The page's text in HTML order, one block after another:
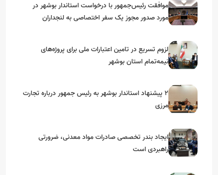
موافقت رئیس‌جمهور با درخواست استاندار بوشهر در
مورد صدور مجوز یک سفر اختصاصی به لنجداران
لزوم تسریع در تامین اعتبارات ملی برای پروژه‌های
نیمه‌تمام استان بوشهر
۲ پیشنهاد استاندار بوشهر به رئیس جمهور درباره تجارت
مرزی
ایجاد بندر تخصصی صادرات مواد معدنی، ضرورتی
راهبردی است